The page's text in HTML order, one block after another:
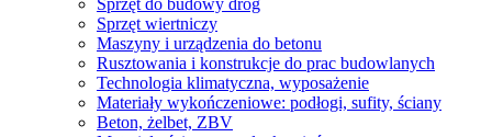
Sprzęt do budowy dróg
Sprzęt wiertniczy
Maszyny i urządzenia do betonu
Rusztowania i konstrukcje do prac budowlanych
Technologia klimatyczna, wyposażenie
Materiały wykończeniowe: podłogi, sufity, ściany
Beton, żelbet, ZBV